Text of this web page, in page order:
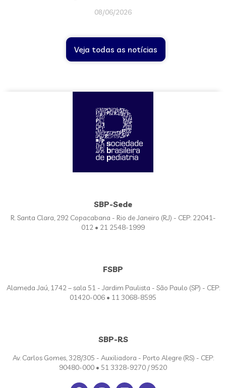
08/06/2026
Veja todas as notícias
SBP-Sede
R. Santa Clara, 292 Copacabana - Rio de Janeiro (RJ) - CEP: 22041-
012 • 21 2548-1999
FSBP
Alameda Jaú, 1742 – sala 51 - Jardim Paulista - São Paulo (SP) - CEP:
01420-006 • 11 3068-8595
SBP-RS
Av. Carlos Gomes, 328/305 - Auxiliadora - Porto Alegre (RS) - CEP:
90480-000 • 51 3328-9270 / 9520